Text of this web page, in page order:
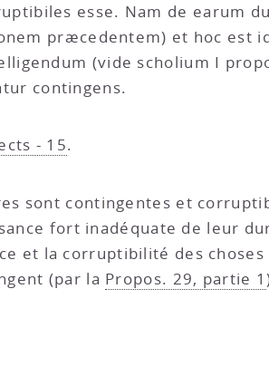
esse. Nam de earum
præcedentem) et hoc est
(vide scholium I
contingens.
- 15.
sont contingentes et
fort inadéquate de leur
et la corruptibilité des choses
(par la Propos. 29, partie 1